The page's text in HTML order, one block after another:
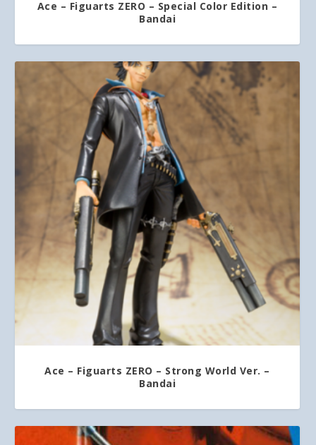
Ace – Figuarts ZERO – Special Color Edition –
Bandai
Ace – Figuarts ZERO – Strong World Ver. –
Bandai